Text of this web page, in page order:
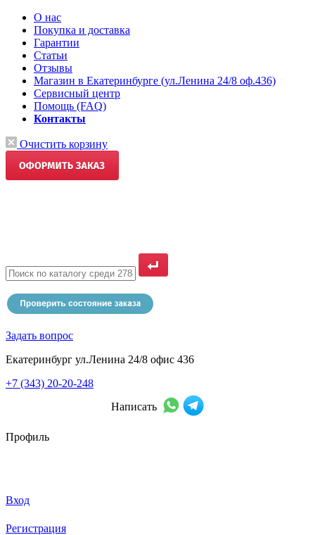
О нас
Покупка и доставка
Гарантии
Статьи
Отзывы
Магазин в Екатеринбурге (ул.Ленина 24/8 оф.436)
Сервисный центр
Помощь (FAQ)
Контакты
Очистить корзину
Задать вопрос
Екатеринбург ул.Ленина 24/8 офис 436
+7 (343) 20-20-248
Написать
Профиль
Вход
Регистрация